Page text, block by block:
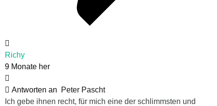
Richy
9 Monate her
Antworten an
Peter Pascht
Ich gebe ihnen recht, für mich eine der schlimmsten und